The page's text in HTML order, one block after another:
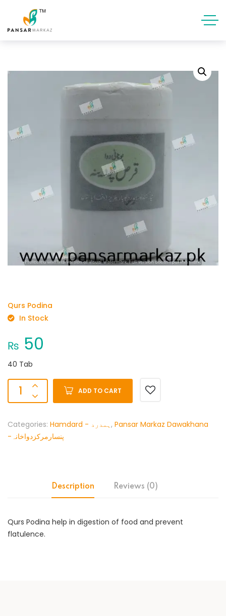
Qurs Podina
In Stock
₨ 50
40 Tab
ADD TO CART
Categories: Hamdard - ہمدرد, Pansar Markaz Dawakhana
-پنسارمرکزدواخانہ
Description Reviews (0)
Qurs Podina help in digestion of food and prevent
flatulence.